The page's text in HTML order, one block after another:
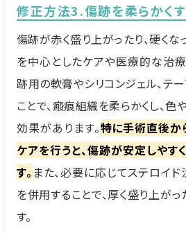
修正方法3.傷跡を柔らかく
傷跡が赤く盛り上がったり、硬く
を中心としたケアや医療的な治
跡用の軟膏やシリコンジェル、テ
ことで、瘢痕組織を柔らかくし、
効果があります。特に手術直後か
ケアを行うと、傷跡が安定しやす
す。 また、必要に応じてステロイ
を併用することで、厚く盛り上が
す。